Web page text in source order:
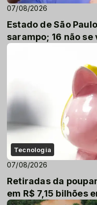
07/08/2026
Estado de São
sarampo; 16 não
Tecnologia
07/08/2026
Retiradas da
em R$ 7,15 bilhões